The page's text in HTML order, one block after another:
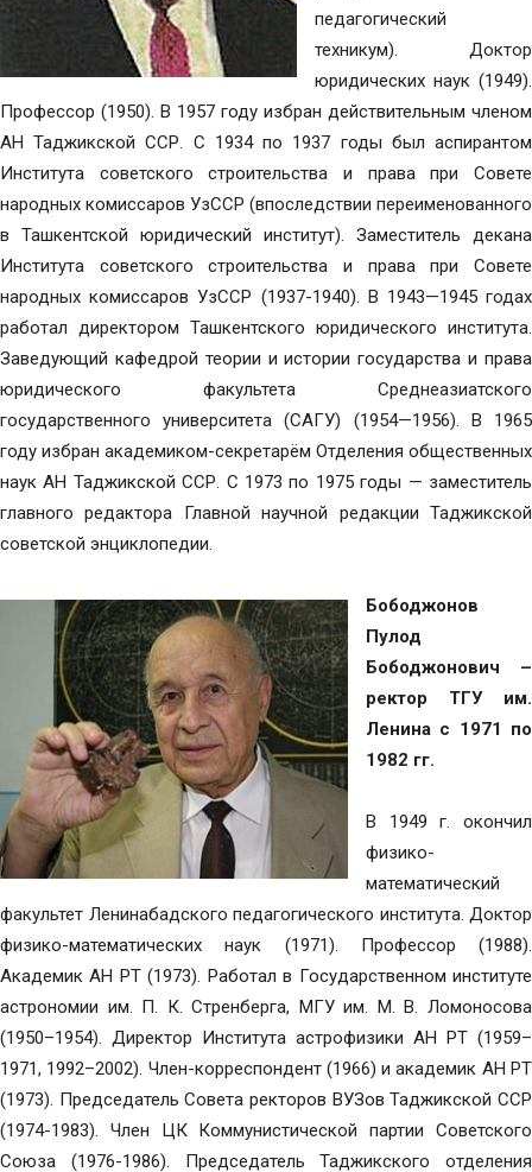
педагогический
техникум). Доктор
юридических наук (1949).
Профессор (1950). В 1957 году избран действительным членом
АН Таджикской ССР. С 1934 по 1937 годы был аспирантом
Института советского строительства и права при Совете
народных комиссаров УзССР (впоследствии переименованного
в Ташкентской юридический институт). Заместитель декана
Института советского строительства и права при Совете
народных комиссаров УзССР (1937-1940). В 1943—1945 годах
работал директором Ташкентского юридического института.
Заведующий кафедрой теории и истории государства и права
юридического факультета Среднеазиатского
государственного университета (САГУ) (1954—1956). В 1965
году избран академиком-секретарём Отделения общественных
наук АН Таджикской ССР. С 1973 по 1975 годы — заместитель
главного редактора Главной научной редакции Таджикской
советской энциклопедии.
Бободжонов
Пулод
Бободжонович –
ректор ТГУ им.
Ленина с 1971 по
1982 гг.
В 1949 г. окончил
физико-
математический
факультет Ленинабадского педагогического института. Доктор
физико-математических наук (1971). Профессор (1988).
Академик АН РТ (1973). Работал в Государственном институте
астрономии им. П. К. Стренберга, МГУ им. М. В. Ломоносова
(1950–1954). Директор Института астрофизики АН РТ (1959–
1971, 1992–2002). Член-корреспондент (1966) и академик АН РТ
(1973). Председатель Совета ректоров ВУЗов Таджикской ССР
(1974-1983). Член ЦК Коммунистической партии Советского
Союза (1976-1986). Председатель Таджикского отделения